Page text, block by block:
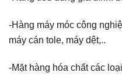
-Hàng máy móc công
máy cán tole, máy dệt,..
-Mặt hàng hóa chất các